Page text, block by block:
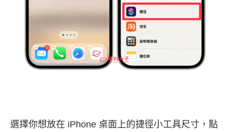
選擇你想放在 iPhone 桌面上的捷徑小工具尺寸，點